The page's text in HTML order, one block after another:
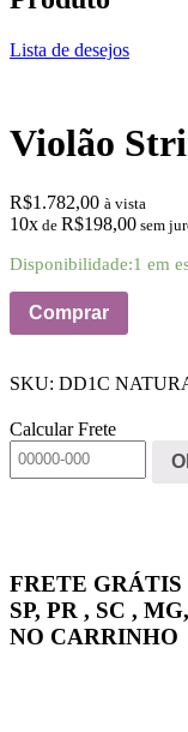
Lista de desejos
Violão
R$1.782,00 à vista
10x de R$198,00 sem
Disponibilidade:1 em
Comprar
SKU: DD1C
Calcular Frete
FRETE GRÁTIS
SP, PR , SC ,
NO CARRINHO